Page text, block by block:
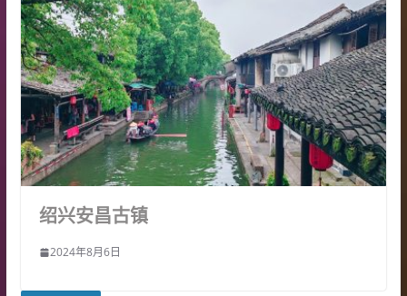
绍兴安昌古镇
2024年8月6日